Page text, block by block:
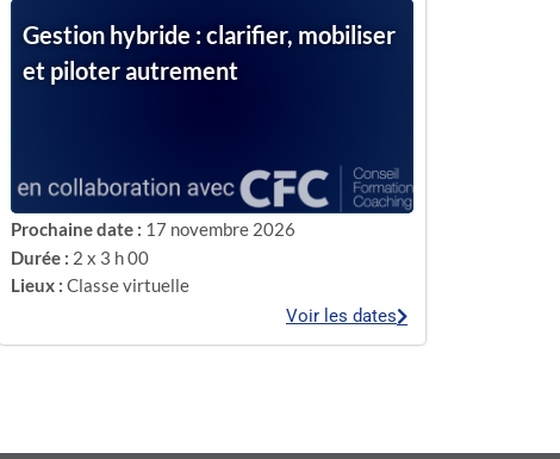
Gestion hybride : clarifier, mobiliser
et piloter autrement
Prochaine date : 17 novembre 2026
Durée : 2 x 3 h 00
Lieux : Classe virtuelle
Voir les dates